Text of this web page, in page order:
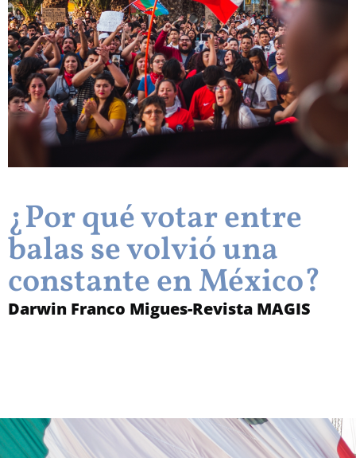
¿Por qué votar entre
balas se volvió una
constante en México?
Darwin Franco Migues-Revista MAGIS